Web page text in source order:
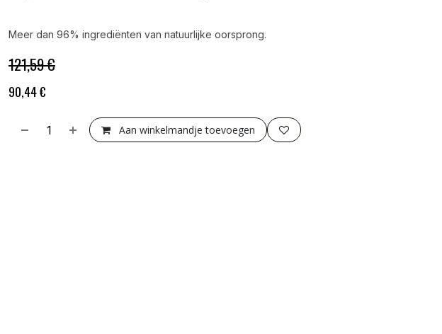
Meer dan 96% ingrediënten van natuurlijke oorsprong.
121,59 €
90,44€
Aan winkelmandje toevoegen